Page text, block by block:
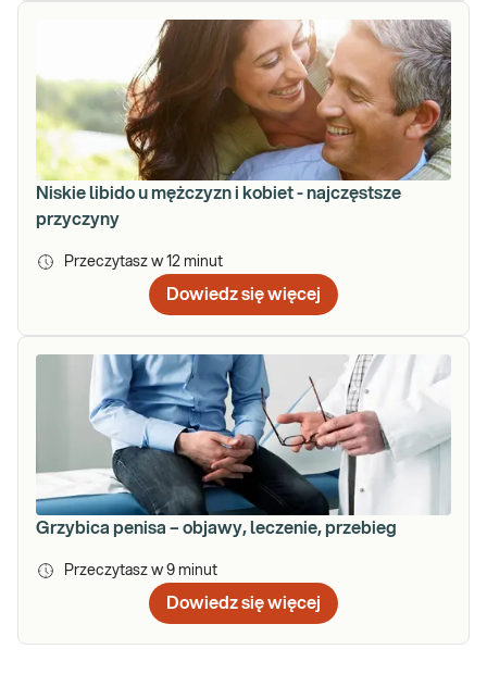
Niskie libido u mężczyzn i kobiet - najczęstsze
przyczyny
Przeczytasz w 12 minut
Dowiedz się więcej
Grzybica penisa – objawy, leczenie, przebieg
Przeczytasz w 9 minut
Dowiedz się więcej